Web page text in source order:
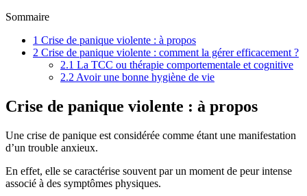
Sommaire
1 Crise de panique violente : à propos
2 Crise de panique violente : comment la gérer efficacement ?
2.1 La TCC ou thérapie comportementale et cognitive
2.2 Avoir une bonne hygiène de vie
Crise de panique violente : à propos
Une crise de panique est considérée comme étant une manifestation
d’un trouble anxieux.
En effet, elle se caractérise souvent par un moment de peur intense
associé à des symptômes physiques.